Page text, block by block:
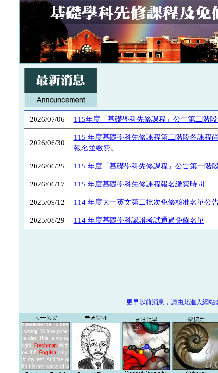
2026/07/06 115年度「基礎學科先修課程」公告第二階
2026/06/30
115 年度基礎學科先修課程第二階段各課程
報名並繳費。
2026/06/25 115 年度「基礎學科先修課程」公告第一階
2026/06/17 115 年度基礎學科先修課程報名繳費時間
2025/09/12 114 年度大一英文第二批次免修核准名單公
2025/08/29 114 年度基礎學科認證考試通過免修名單
更早以前消息，請由此進入網站